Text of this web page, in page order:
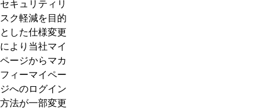
セキュリティリ
スク軽減を目的
とした仕様変更
により当社マイ
ページからマカ
フィーマイペー
ジへのログイン
方法が一部変更